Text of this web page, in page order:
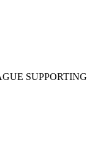
SUPPORTING